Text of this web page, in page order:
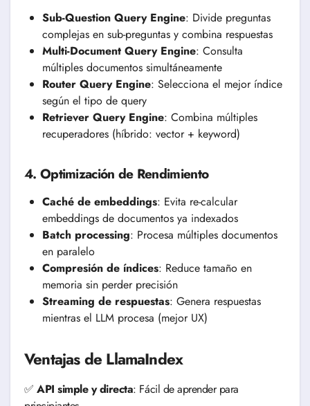
Sub-Question Query Engine: Divide preguntas
complejas en sub-preguntas y combina respuestas
Multi-Document Query Engine: Consulta
múltiples documentos simultáneamente
Router Query Engine: Selecciona el mejor índice
según el tipo de query
Retriever Query Engine: Combina múltiples
recuperadores (híbrido: vector + keyword)
4. Optimización de Rendimiento
Caché de embeddings: Evita re-calcular
embeddings de documentos ya indexados
Batch processing: Procesa múltiples documentos
en paralelo
Compresión de índices: Reduce tamaño en
memoria sin perder precisión
Streaming de respuestas: Genera respuestas
mientras el LLM procesa (mejor UX)
Ventajas de LlamaIndex
✅API simple y directa: Fácil de aprender para